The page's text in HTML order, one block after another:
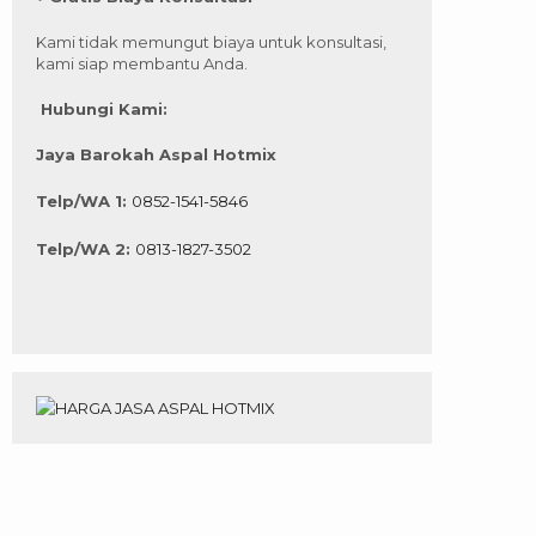
Kami tidak memungut biaya untuk konsultasi,
kami siap membantu Anda.
Hubungi Kami:
Jaya Barokah Aspal Hotmix
Telp/WA 1: 0852-1541-5846
Telp/WA 2: 0813-1827-3502